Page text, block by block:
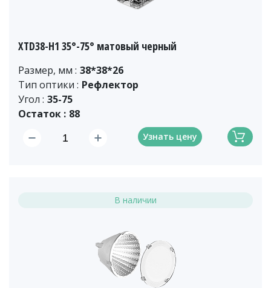
XTD38-H1 35°-75° матовый черный
Размер, мм : 38*38*26
Тип оптики : Рефлектор
Угол : 35-75
Остаток : 88
Узнать цену
В наличии